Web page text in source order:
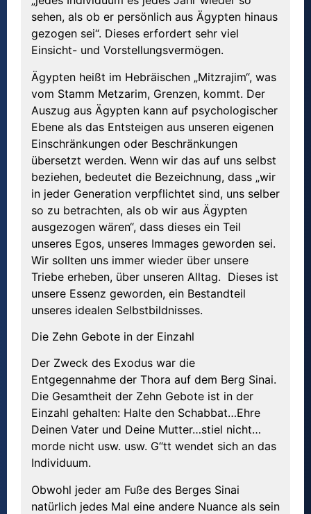
sehen, als ob er persönlich aus Ägypten hinaus
gezogen sei“. Dieses erfordert sehr viel
Einsicht- und Vorstellungsvermögen.
Ägypten heißt im Hebräischen „Mitzrajim“, was
vom Stamm Metzarim, Grenzen, kommt. Der
Auszug aus Ägypten kann auf psychologischer
Ebene als das Entsteigen aus unseren eigenen
Einschränkungen oder Beschränkungen
übersetzt werden. Wenn wir das auf uns selbst
beziehen, bedeutet die Bezeichnung, dass „wir
in jeder Generation verpflichtet sind, uns selber
so zu betrachten, als ob wir aus Ägypten
ausgezogen wären“, dass dieses ein Teil
unseres Egos, unseres Immages geworden sei.
Wir sollten uns immer wieder über unsere
Triebe erheben, über unseren Alltag. Dieses ist
unsere Essenz geworden, ein Bestandteil
unseres idealen Selbstbildnisses.
Die Zehn Gebote in der Einzahl
Der Zweck des Exodus war die
Entgegennahme der Thora auf dem Berg Sinai.
Die Gesamtheit der Zehn Gebote ist in der
Einzahl gehalten: Halte den Schabbat…Ehre
Deinen Vater und Deine Mutter…stiel nicht…
morde nicht usw. usw. G“tt wendet sich an das
Individuum.
Obwohl jeder am Fuße des Berges Sinai
natürlich jedes Mal eine andere Nuance als sein